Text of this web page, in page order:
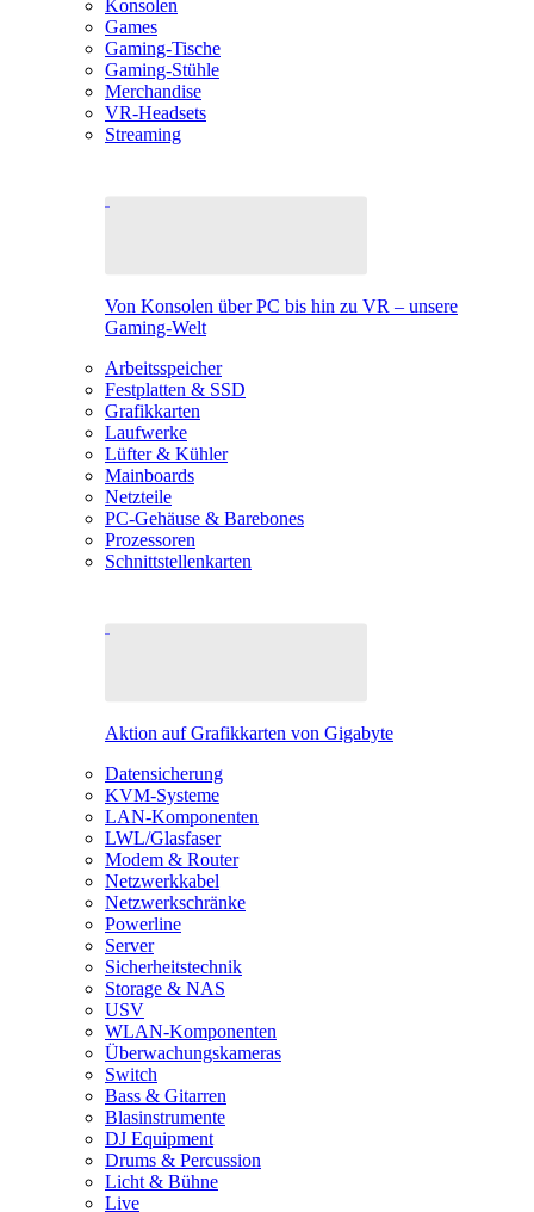
Konsolen
Games
Gaming-Tische
Gaming-Stühle
Merchandise
VR-Headsets
Streaming
Von Konsolen über PC bis hin zu VR – unsere
Gaming-Welt
Arbeitsspeicher
Festplatten & SSD
Grafikkarten
Laufwerke
Lüfter & Kühler
Mainboards
Netzteile
PC-Gehäuse & Barebones
Prozessoren
Schnittstellenkarten
Aktion auf Grafikkarten von Gigabyte
Datensicherung
KVM-Systeme
LAN-Komponenten
LWL/Glasfaser
Modem & Router
Netzwerkkabel
Netzwerkschränke
Powerline
Server
Sicherheitstechnik
Storage & NAS
USV
WLAN-Komponenten
Überwachungskameras
Switch
Bass & Gitarren
Blasinstrumente
DJ Equipment
Drums & Percussion
Licht & Bühne
Live